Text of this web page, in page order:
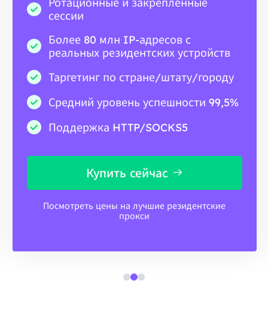
Ротационные и закрепленные
сессии
Более 80 млн IP-адресов с
реальных резидентских устройств
Таргетинг по стране/штату/городу
Средний уровень успешности 99,5%
Поддержка HTTP/SOCKS5
Купить сейчас
Посмотреть цены на лучшие резидентские
прокси